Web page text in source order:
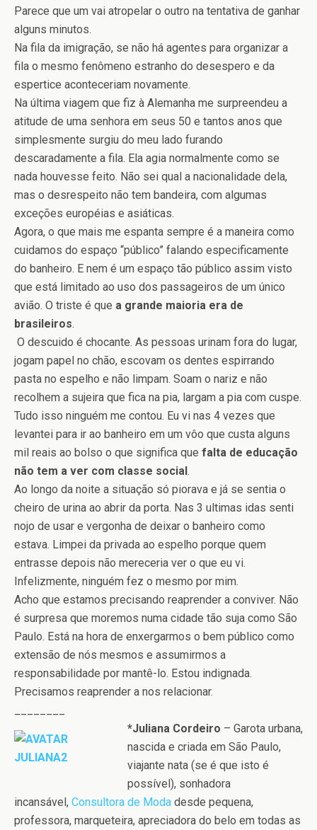
Parece que um vai atropelar o outro na tentativa de ganhar
alguns minutos.
Na fila da imigração, se não há agentes para organizar a
fila o mesmo fenômeno estranho do desespero e da
espertice aconteceriam novamente.
Na última viagem que fiz à Alemanha me surpreendeu a
atitude de uma senhora em seus 50 e tantos anos que
simplesmente surgiu do meu lado furando
descaradamente a fila. Ela agia normalmente como se
nada houvesse feito. Não sei qual a nacionalidade dela,
mas o desrespeito não tem bandeira, com algumas
exceções européias e asiáticas.
Agora, o que mais me espanta sempre é a maneira como
cuidamos do espaço “público” falando especificamente
do banheiro. E nem é um espaço tão público assim visto
que está limitado ao uso dos passageiros de um único
avião. O triste é que a grande maioria era de
brasileiros.
O descuido é chocante. As pessoas urinam fora do lugar,
jogam papel no chão, escovam os dentes espirrando
pasta no espelho e não limpam. Soam o nariz e não
recolhem a sujeira que fica na pia, largam a pia com cuspe.
Tudo isso ninguém me contou. Eu vi nas 4 vezes que
levantei para ir ao banheiro em um vôo que custa alguns
mil reais ao bolso o que significa que falta de educação
não tem a ver com classe social.
Ao longo da noite a situação só piorava e já se sentia o
cheiro de urina ao abrir da porta. Nas 3 ultimas idas senti
nojo de usar e vergonha de deixar o banheiro como
estava. Limpei da privada ao espelho porque quem
entrasse depois não mereceria ver o que eu vi.
Infelizmente, ninguém fez o mesmo por mim.
Acho que estamos precisando reaprender a conviver. Não
é surpresa que moremos numa cidade tão suja como São
Paulo. Está na hora de enxergarmos o bem público como
extensão de nós mesmos e assumirmos a
responsabilidade por mantê-lo. Estou indignada.
Precisamos reaprender a nos relacionar.
*Juliana Cordeiro – Garota urbana,
nascida e criada em São Paulo,
viajante nata (se é que isto é
possível), sonhadora
incansável, Consultora de Moda desde pequena,
professora, marqueteira, apreciadora do belo em todas as